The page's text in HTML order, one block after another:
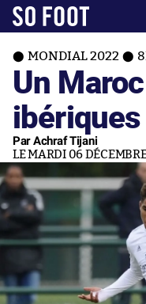
MONDIAL 2022
Un
ibériques
Par Achraf Tijani
LE MARDI 06